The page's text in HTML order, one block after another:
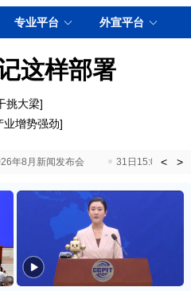
专业平台 外宣平台
这样部署
挑大梁]
业增势强劲]
年8月新闻发布会 31日15:00 国新
< >